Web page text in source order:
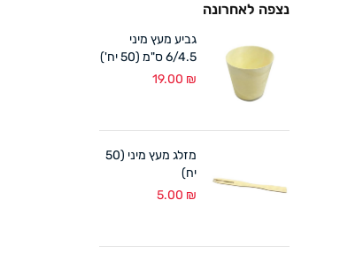
נצפה לאחרונה
גביע מעץ מיני
6/4.5 ס"מ (50 יח')
19.00 ₪
מזלג מעץ מיני (50
יח)
5.00 ₪